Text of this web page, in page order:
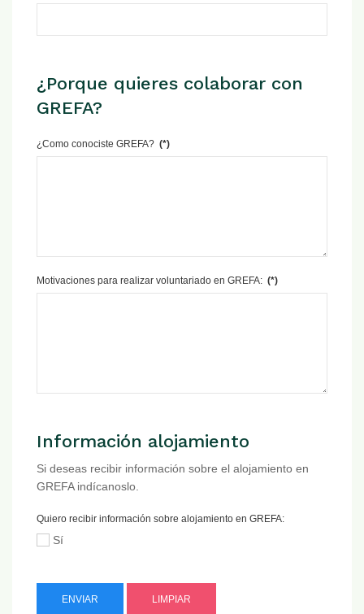
¿Porque quieres colaborar con
GREFA?
¿Como conociste GREFA? (*)
Motivaciones para realizar voluntariado en GREFA: (*)
Información alojamiento
Si deseas recibir información sobre el alojamiento en
GREFA indícanoslo.
Quiero recibir información sobre alojamiento en GREFA:
Sí
ENVIAR LIMPIAR